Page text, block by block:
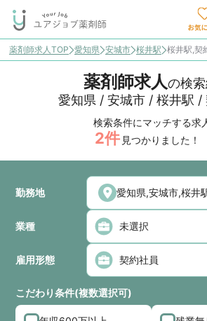
薬剤師求人TOP 愛知県 安城市 桜井駅 桜井駅,契
薬剤師求人の検
愛知県 / 安城市 / 桜井駅 /
検索条件にマッチする求
2件 見つかりました！
勤務地
業種
雇用形態
こだわり条件(複数選択可)